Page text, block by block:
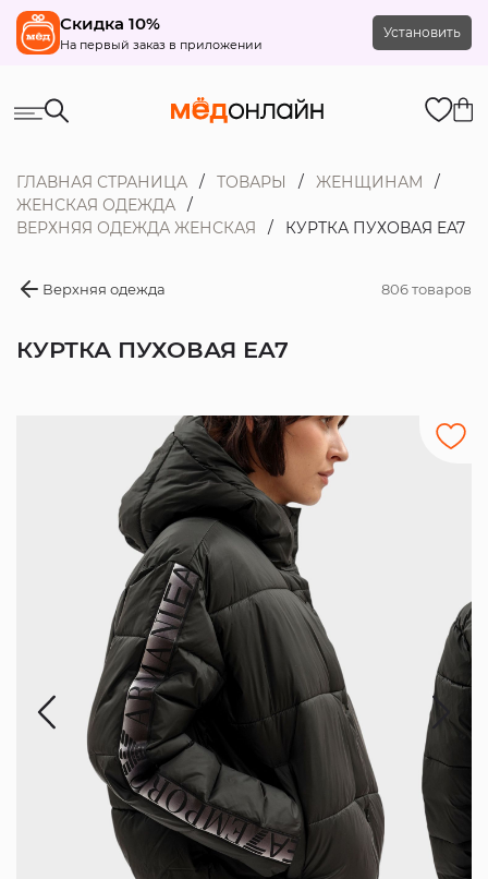
Скидка 10%
На первый заказ в приложении
Установить
ГЛАВНАЯ СТРАНИЦА ТОВАРЫ
ЖЕНЩИНАМ
ЖЕНСКАЯ ОДЕЖДА
ВЕРХНЯЯ ОДЕЖДА ЖЕНСКАЯ
КУРТКА ПУХОВАЯ EA7
Верхняя одежда 806 товаров
КУРТКА ПУХОВАЯ EA7